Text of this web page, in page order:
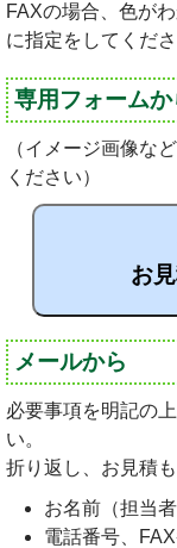
FAXの場合、色が
に指定をしてくださ
専用フォームか
（イメージ画像な
ください）
お
メールから
必要事項を明記の上
い。
折り返し、お見積
お名前（担当
電話番号、